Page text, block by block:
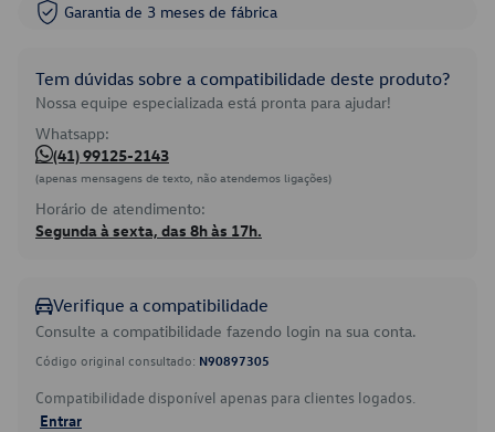
Garantia de 3 meses de fábrica
Tem dúvidas sobre a compatibilidade deste produto?
Nossa equipe especializada está pronta para ajudar!
Whatsapp:
(41) 99125-2143
(apenas mensagens de texto, não atendemos ligações)
Horário de atendimento:
Segunda à sexta, das 8h às 17h.
Verifique a compatibilidade
Consulte a compatibilidade fazendo login na sua conta.
Código original consultado: N90897305
Compatibilidade disponível apenas para clientes logados.
Entrar